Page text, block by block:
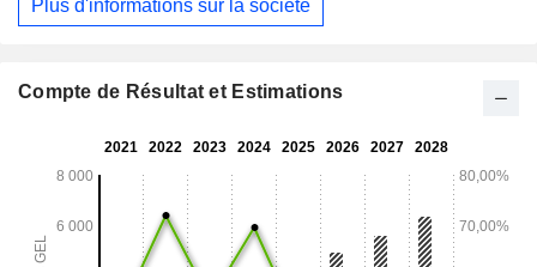
Plus d'informations sur la société
Compte de Résultat et Estimations